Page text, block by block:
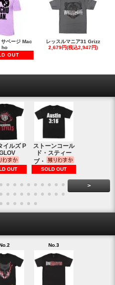
サベージ Mac
ho
OUT
レッスルマニア31 Grizz
2,679円(税込2,947円)
イルズ P
OUT
ストーンコール
ド・スティー
ブ・
SOLD OUT
>
No.3